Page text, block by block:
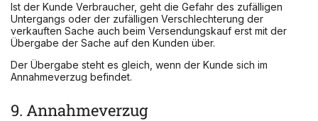
Ist der Kunde Verbraucher, geht die Gefahr des zufälligen
Untergangs oder der zufälligen Verschlechterung der
verkauften Sache auch beim Versendungskauf erst mit der
Übergabe der Sache auf den Kunden über.
Der Übergabe steht es gleich, wenn der Kunde sich im
Annahmeverzug befindet.
9. Annahmeverzug